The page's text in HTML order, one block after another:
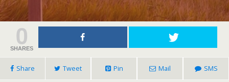
0
SHARES
Share Tweet Pin Mail SMS